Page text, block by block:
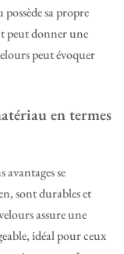
sa propre
peut donner une
peut évoquer
en termes
avantages se
sont durables et
assure une
idéal pour ceux